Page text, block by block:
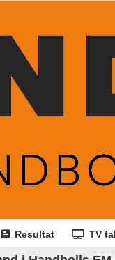
Resultat TV